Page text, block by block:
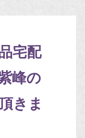
宅配
峰の
きま